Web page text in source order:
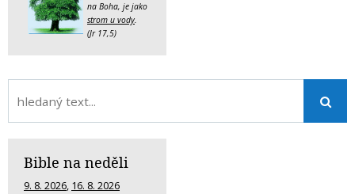
na Boha, je jako
strom u vody.
(Jr 17,5)
Bible na neděli
9. 8. 2026, 16. 8. 2026